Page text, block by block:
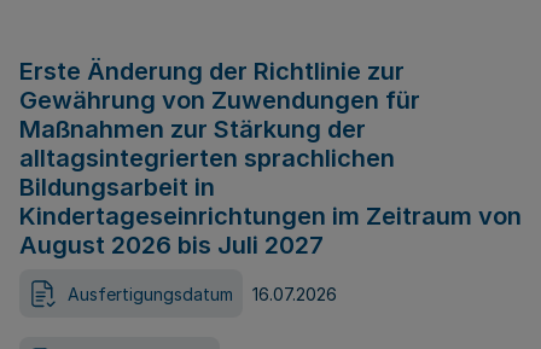
Erste Änderung der Richtlinie zur
Gewährung von Zuwendungen für
Maßnahmen zur Stärkung der
alltagsintegrierten sprachlichen
Bildungsarbeit in
Kindertageseinrichtungen im Zeitraum von
August 2026 bis Juli 2027
Ausfertigungsdatum 16.07.2026